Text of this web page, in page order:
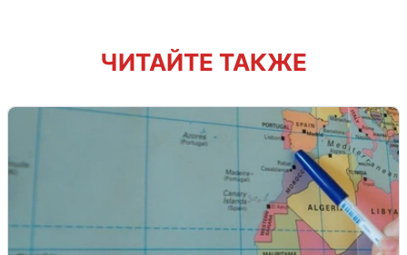
ЧИТАЙТЕ ТАКЖЕ